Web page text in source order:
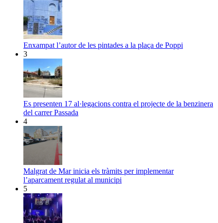
Enxampat l’autor de les pintades a la plaça de Poppi
3
Es presenten 17 al·legacions contra el projecte de la benzinera
del carrer Passada
4
Malgrat de Mar inicia els tràmits per implementar
l’aparcament regulat al municipi
5